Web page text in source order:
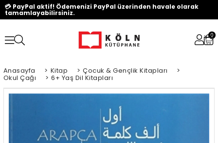
💳 PayPal aktif! Ödemenizi PayPal üzerinden havale olarak
tamamlayabilirsiniz.
0
Anasayfa > Kitap > Çocuk & Gençlik Kitapları >
Okul Çağı > 6+ Yaş Dil Kitapları